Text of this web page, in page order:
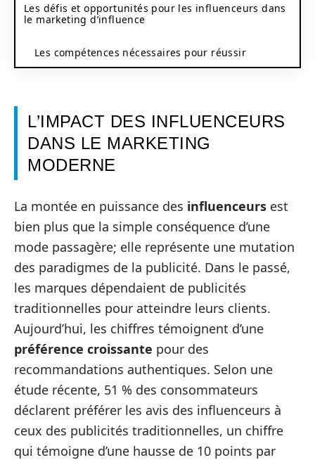
Les défis et opportunités pour les influenceurs dans
le marketing d’influence
Les compétences nécessaires pour réussir
L’IMPACT DES INFLUENCEURS
DANS LE MARKETING
MODERNE
La montée en puissance des influenceurs est
bien plus que la simple conséquence d’une
mode passagère; elle représente une mutation
des paradigmes de la publicité. Dans le passé,
les marques dépendaient de publicités
traditionnelles pour atteindre leurs clients.
Aujourd’hui, les chiffres témoignent d’une
préférence croissante pour des
recommandations authentiques. Selon une
étude récente, 51 % des consommateurs
déclarent préférer les avis des influenceurs à
ceux des publicités traditionnelles, un chiffre
qui témoigne d’une hausse de 10 points par